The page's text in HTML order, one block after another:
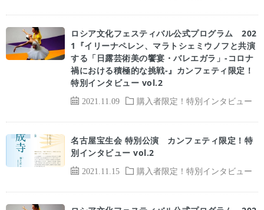
2021.11.09 購入者限定！特別インタビュー
ロシア文化フェスティバル公式プログラム 202
1『イリーナペレン、マラトシェミウノフと共演
する「日露芸術美の饗宴・バレエガラ」-コロナ
禍における積極的な挑戦-』カンフェティ限定！
特別インタビュー vol.2
2021.11.15 購入者限定！特別インタビュー
名古屋宝生会 特別公演 カンフェティ限定！特
別インタビュー vol.2